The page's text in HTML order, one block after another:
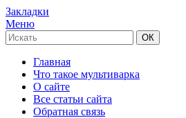
Закладки
Меню
Главная
Что такое мультиварка
О сайте
Все статьи сайта
Обратная связь